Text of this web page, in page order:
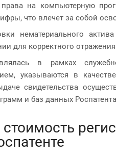
права на компьютерную
что влечет за собой
нематериального
для корректного
в рамках
указываются в
свидетельства
и баз данных